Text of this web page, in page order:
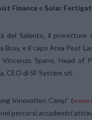
Finance e Solar
del Salento, il
e il capo Area Post
Spano, Head
CEO di SF System srl.
Innovation Camp” (
percorsi accademici